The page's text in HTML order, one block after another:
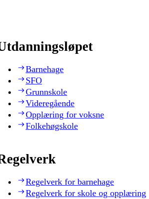
Barnehage
SFO
Grunnskole
Videregående
Opplæring for voksne
Folkehøgskole
Regelverk for barnehage
Regelverk for skole og opplæring